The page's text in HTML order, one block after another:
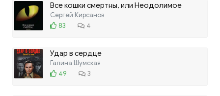
Все кошки смертны, или Неодолимое
желание
Сергей Кирсанов
83
4
Удар в сердце
Галина Шумская
49
3